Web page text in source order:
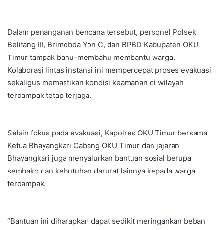
Dalam penanganan bencana tersebut, personel Polsek
Belitang III, Brimobda Yon C, dan BPBD Kabupaten OKU
Timur tampak bahu-membahu membantu warga.
Kolaborasi lintas instansi ini mempercepat proses evakuasi
sekaligus memastikan kondisi keamanan di wilayah
terdampak tetap terjaga.
Selain fokus pada evakuasi, Kapolres OKU Timur bersama
Ketua Bhayangkari Cabang OKU Timur dan jajaran
Bhayangkari juga menyalurkan bantuan sosial berupa
sembako dan kebutuhan darurat lainnya kepada warga
terdampak.
“Bantuan ini diharapkan dapat sedikit meringankan beban